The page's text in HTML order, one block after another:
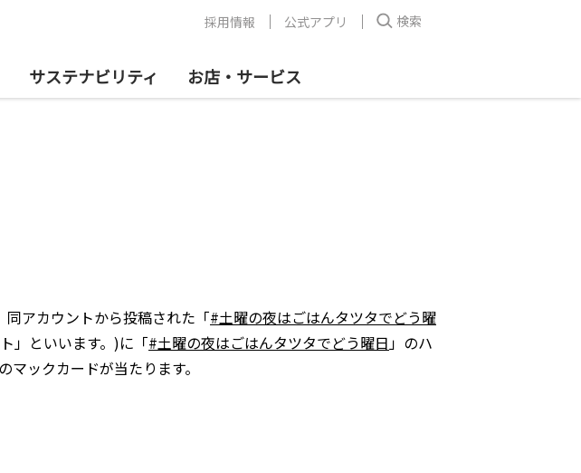
サステナビリティ お店・サービス
採用情報 公式アプリ 検索
同アカウントから投稿された「#土曜の夜はごはんタツタでどう曜
」といいます。)に「#土曜の夜はごはんタツタでどう曜日」のハ
ックカードが当たります。